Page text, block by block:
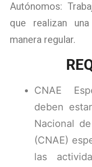
Autónomos:
que realizan
manera regular.
CNAE
deben
Nacional
(CNAE)
las